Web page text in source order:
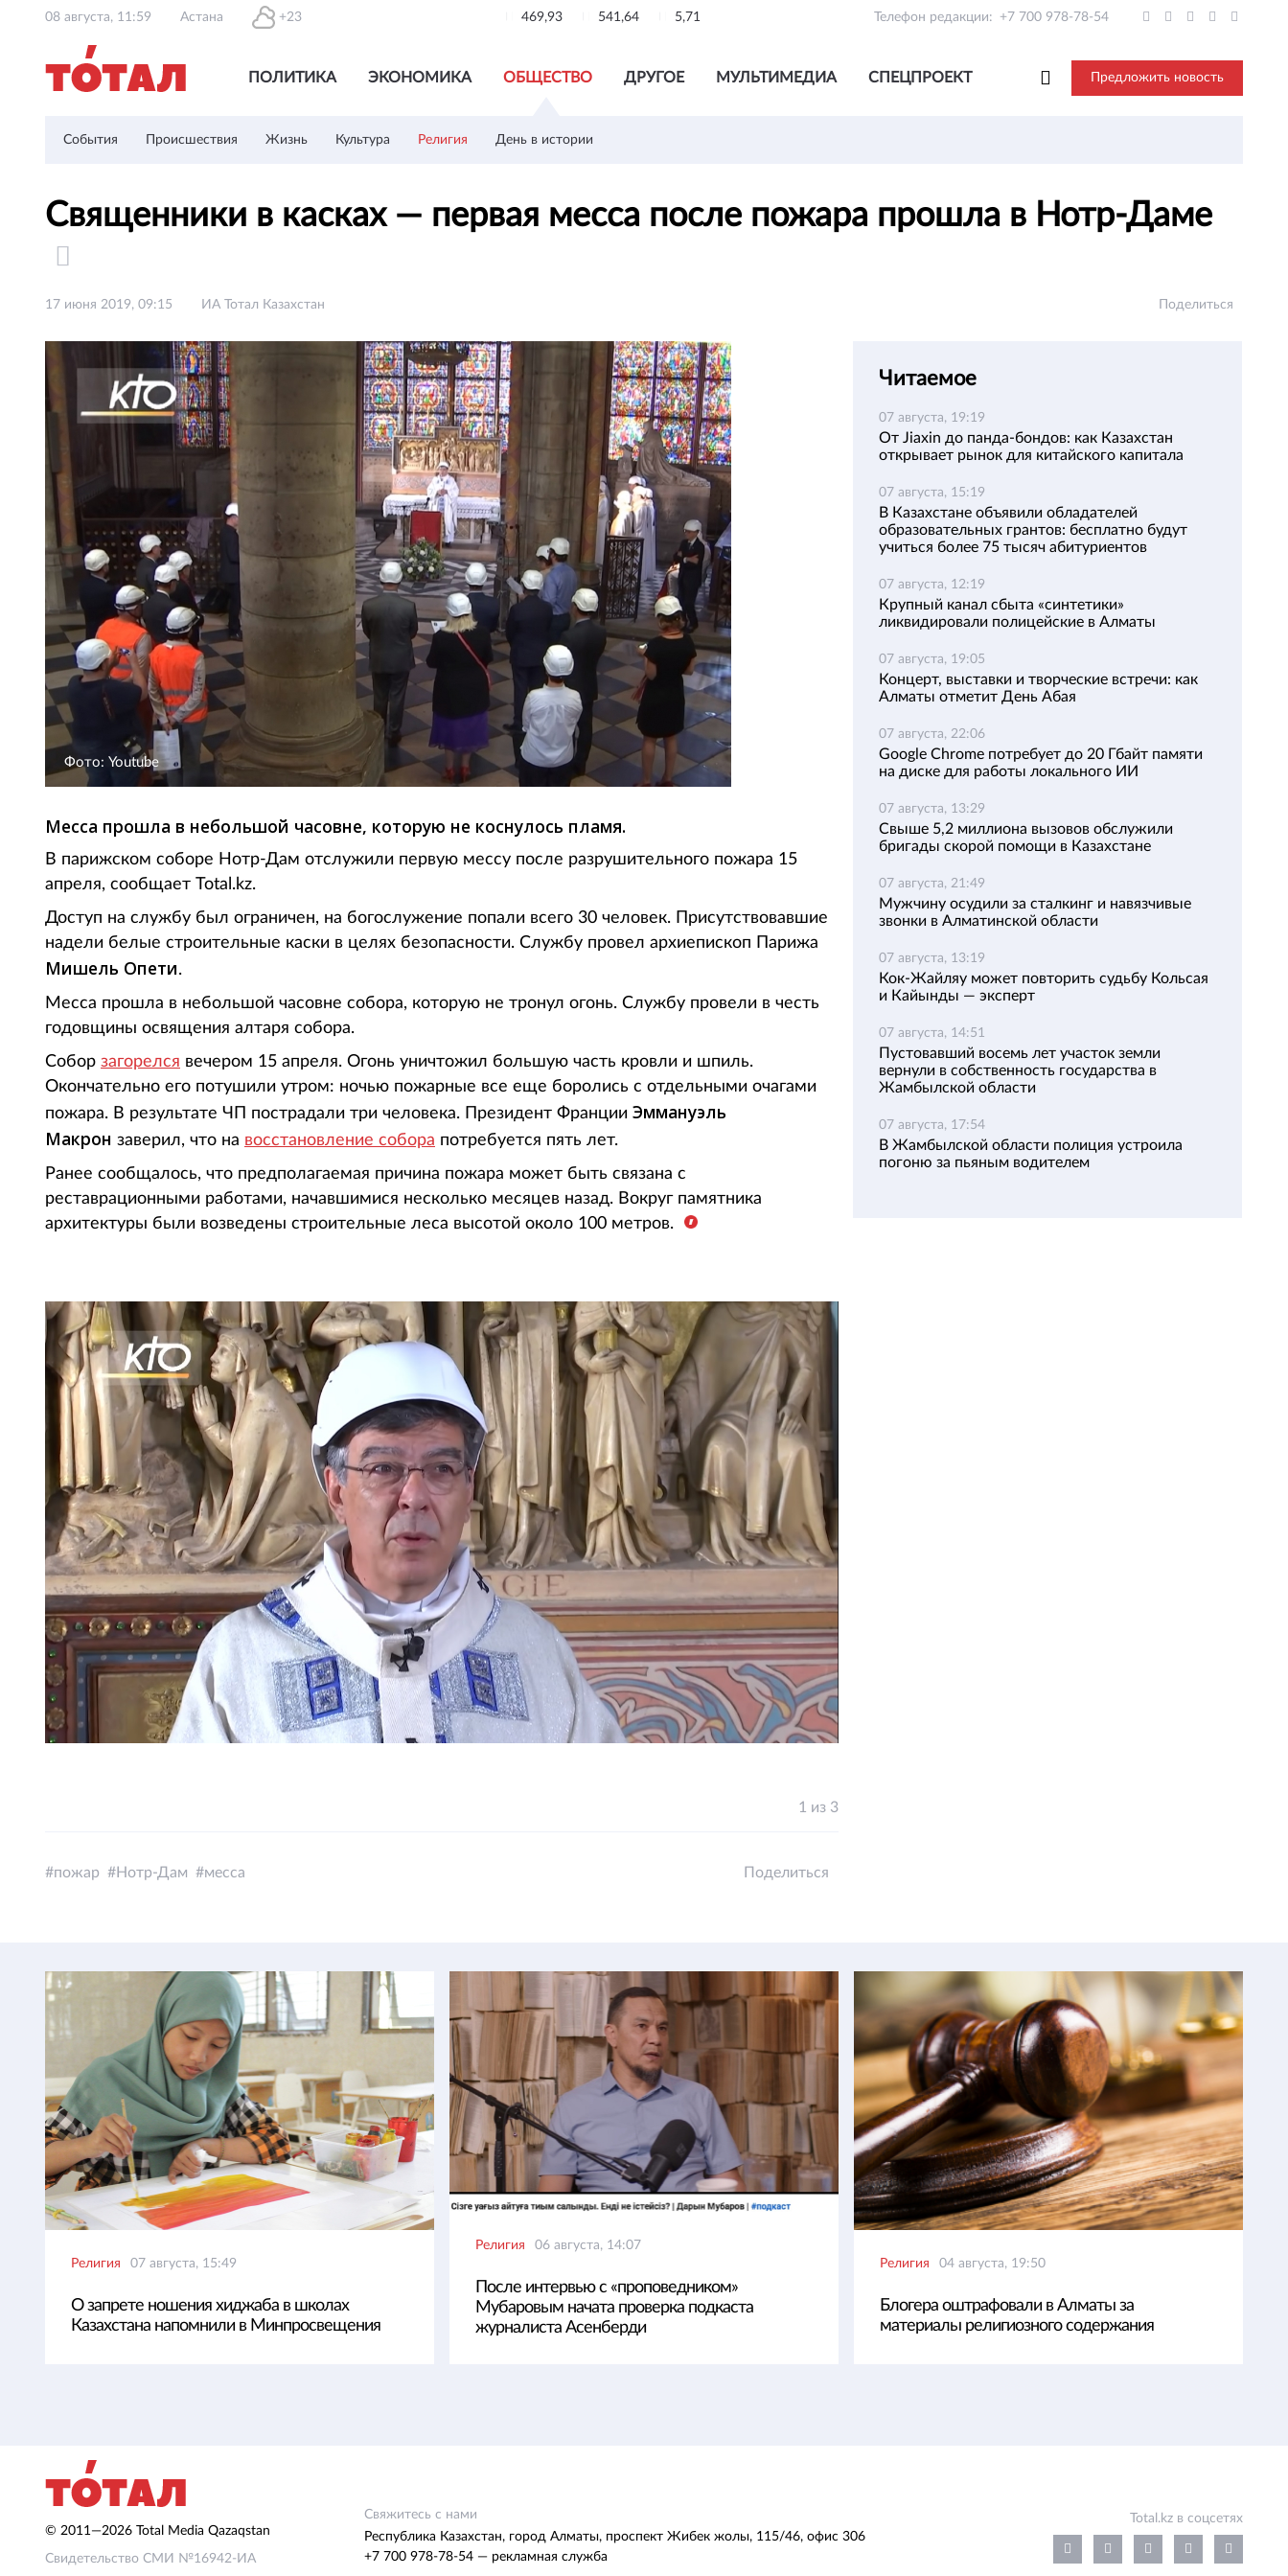
08 августа, 11:59 Астана +23 469,93 541,64 5,71 Телефон редакции: +7 700 978-78-54
ПОЛИТИКА ЭКОНОМИКА ОБЩЕСТВО ДРУГОЕ МУЛЬТИМЕДИА СПЕЦПРОЕКТ Предложить новость
События Происшествия Жизнь Культура Религия День в истории
Священники в касках — первая месса после пожара прошла в Нотр-Даме
17 июня 2019, 09:15 ИА Тотал Казахстан Поделиться
Фото: Youtube
Месса прошла в небольшой часовне, которую не коснулось пламя.
В парижском соборе Нотр-Дам отслужили первую мессу после разрушительного пожара 15
апреля, сообщает Total.kz.
Доступ на службу был ограничен, на богослужение попали всего 30 человек. Присутствовавшие
надели белые строительные каски в целях безопасности. Службу провел архиепископ Парижа
Мишель Опети.
Месса прошла в небольшой часовне собора, которую не тронул огонь. Службу провели в честь
годовщины освящения алтаря собора.
Собор загорелся вечером 15 апреля. Огонь уничтожил большую часть кровли и шпиль.
Окончательно его потушили утром: ночью пожарные все еще боролись с отдельными очагами
пожара. В результате ЧП пострадали три человека. Президент Франции Эммануэль
Макрон заверил, что на восстановление собора потребуется пять лет.
Ранее сообщалось, что предполагаемая причина пожара может быть связана с
реставрационными работами, начавшимися несколько месяцев назад. Вокруг памятника
архитектуры были возведены строительные леса высотой около 100 метров.
1 из 3
пожар Нотр-Дам месса Поделиться
Читаемое
07 августа, 19:19
От Jiaxin до панда-бондов: как Казахстан
открывает рынок для китайского капитала
07 августа, 15:19
В Казахстане объявили обладателей
образовательных грантов: бесплатно будут
учиться более 75 тысяч абитуриентов
07 августа, 12:19
Крупный канал сбыта «синтетики»
ликвидировали полицейские в Алматы
07 августа, 19:05
Концерт, выставки и творческие встречи: как
Алматы отметит День Абая
07 августа, 22:06
Google Chrome потребует до 20 Гбайт памяти
на диске для работы локального ИИ
07 августа, 13:29
Свыше 5,2 миллиона вызовов обслужили
бригады скорой помощи в Казахстане
07 августа, 21:49
Мужчину осудили за сталкинг и навязчивые
звонки в Алматинской области
07 августа, 13:19
Кок-Жайляу может повторить судьбу Кольсая
и Кайынды — эксперт
07 августа, 14:51
Пустовавший восемь лет участок земли
вернули в собственность государства в
Жамбылской области
07 августа, 17:54
В Жамбылской области полиция устроила
погоню за пьяным водителем
Религия 07 августа, 15:49
О запрете ношения хиджаба в школах
Казахстана напомнили в Минпросвещения
Религия 06 августа, 14:07
После интервью с «проповедником»
Мубаровым начата проверка подкаста
журналиста Асенберди
Религия 04 августа, 19:50
Блогера оштрафовали в Алматы за
материалы религиозного содержания
© 2011—2026 Total Media Qazaqstan
Свидетельство СМИ №16942-ИА
Свяжитесь с нами
Республика Казахстан, город Алматы, проспект Жибек жолы, 115/46, офис 306
+7 700 978-78-54 — рекламная служба
Total.kz в соцсетях